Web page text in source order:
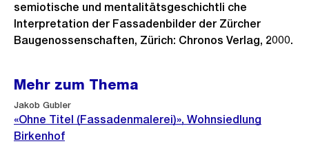
semiotische und mentalitätsgeschichtli che
Interpretation der Fassadenbilder der Zürcher
Baugenossenschaften, Zürich: Chronos Verlag, 2000.
Mehr zum Thema
Jakob Gubler
«Ohne Titel (Fassadenmalerei)», Wohnsiedlung
Birkenhof